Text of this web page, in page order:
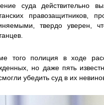
суда действительно
правозащитников,
твердо уверен,
того полиция в ходе
но даже пять
убедить суд в их